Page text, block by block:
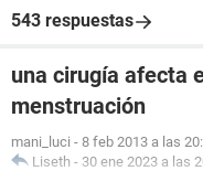
543 respuestas
una cirugía afecta
menstruación
mani_luci - 8 feb 2013 a las
Liseth - 30 ene 2023 a las